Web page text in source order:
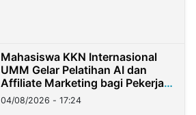
Mahasiswa KKN Internasional
UMM Gelar Pelatihan AI dan
Affiliate Marketing bagi Pekerja
Migran Indonesia di Taiwan
04/08/2026 - 17:24